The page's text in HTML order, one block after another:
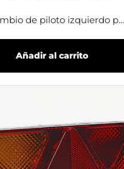
de piloto izquierdo p...
Añadir al carrito